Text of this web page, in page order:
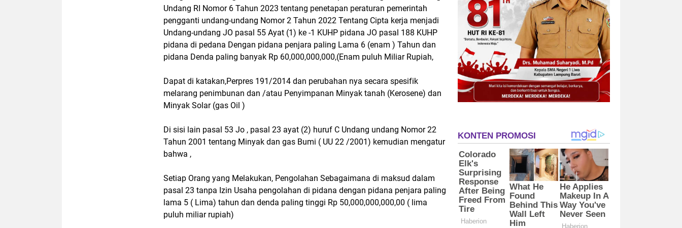
Undang RI Nomor 6 Tahun 2023 tentang penetapan peraturan pemerintah
pengganti undang-undang Nomor 2 Tahun 2022 Tentang Cipta kerja menjadi
Undang-undang JO pasal 55 Ayat (1) ke -1 KUHP pidana JO pasal 188 KUHP
pidana di pedana Dengan pidana penjara paling Lama 6 (enam ) Tahun dan
pidana Denda paling banyak Rp 60,000,000,000,(Enam puluh Miliar Rupiah,
Dapat di katakan,Perpres 191/2014 dan perubahan nya secara spesifik
melarang penimbunan dan /atau Penyimpanan Minyak tanah (Kerosene) dan
Minyak Solar (gas Oil )
Di sisi lain pasal 53 Jo , pasal 23 ayat (2) huruf C Undang undang Nomor 22
Tahun 2001 tentang Minyak dan gas Bumi ( UU 22 /2001) kemudian mengatur
bahwa ,
Setiap Orang yang Melakukan, Pengolahan Sebagaimana di maksud dalam
pasal 23 tanpa Izin Usaha pengolahan di pidana dengan pidana penjara paling
lama 5 ( Lima) tahun dan denda paling tinggi Rp 50,000,000,000,00 ( lima
puluh miliar rupiah)